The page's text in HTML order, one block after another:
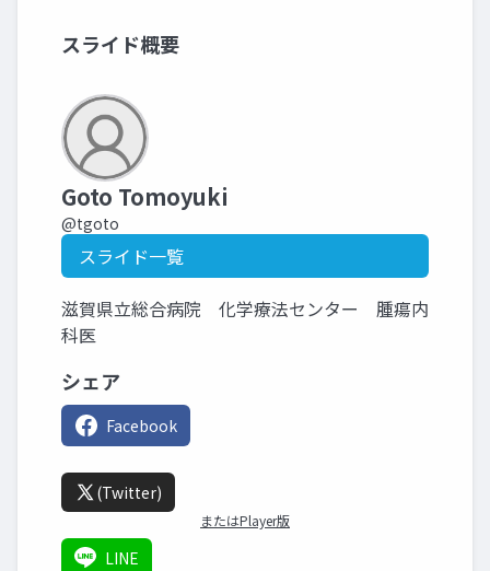
スライド概要
Goto Tomoyuki
@tgoto
スライド一覧
滋賀県立総合病院 化学療法センター 腫瘍内
科医
シェア
Facebook
(Twitter)
またはPlayer版
LINE